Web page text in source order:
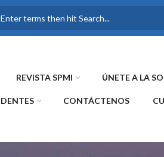
FORMULARIO DE
REVISTA SPMI ÚNETE A LA
CONTÁCTENOS